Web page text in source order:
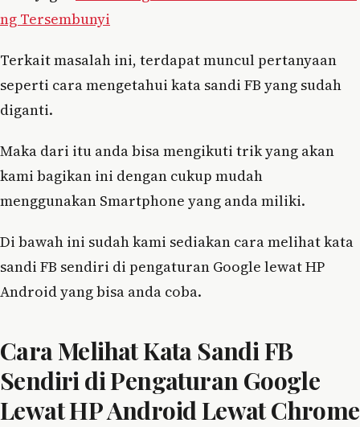
ng Tersembunyi
Terkait masalah ini, terdapat muncul pertanyaan
seperti cara mengetahui kata sandi FB yang sudah
diganti.
Maka dari itu anda bisa mengikuti trik yang akan
kami bagikan ini dengan cukup mudah
menggunakan Smartphone yang anda miliki.
Di bawah ini sudah kami sediakan cara melihat kata
sandi FB sendiri di pengaturan Google lewat HP
Android yang bisa anda coba.
Cara Melihat Kata Sandi FB
Sendiri di Pengaturan Google
Lewat HP Android Lewat Chrome